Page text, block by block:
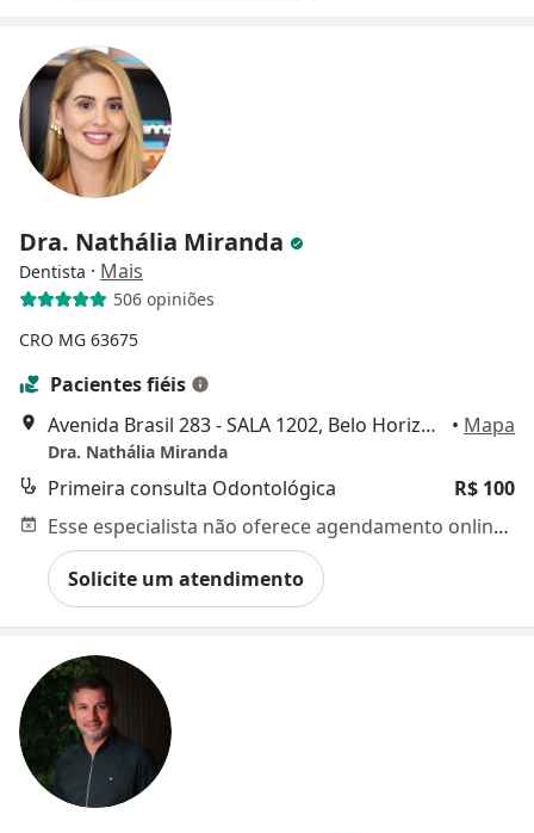
Dra. Nathália Miranda
Dentista · Mais
506 opiniões
CRO MG 63675
Pacientes fiéis
Avenida Brasil 283 - SALA 1202, Belo Horizonte
• Mapa
Dra. Nathália Miranda
Primeira consulta Odontológica
R$ 100
Esse especialista não oferece agendamento online para esse endereço.
Solicite um atendimento